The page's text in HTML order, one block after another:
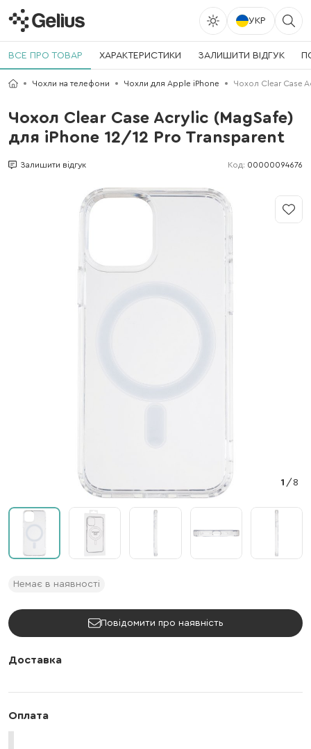
УКР
ВСЕ ПРО ТОВАР ХАРАКТЕРИСТИКИ ЗАЛИШИТИ ВІДГУК
Чохли на телефони Чохли для Apple iPhone Чохол Clear Case
Чохол Clear Case Acrylic (MagSafe)
для iPhone 12/12 Pro Transparent
Залишити відгук Код: 00000094676
1 / 8
Немає в наявності
Повідомити про наявність
Доставка
Оплата